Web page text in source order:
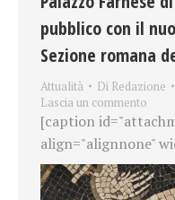
pubblico con il
Sezione romana
Attualità Di Redazione
Lascia un commento
[caption
align="alignnone"